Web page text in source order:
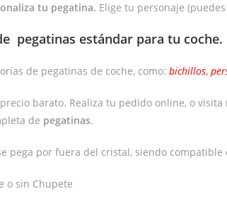
tu pegatina. Elige tu personaje
pegatinas estándar para tu coche.
de pegatinas de coche, como:bichillos,
barato. Realiza tu pedido online, o
de pegatinas.
pega por fuera del cristal, siendo
o sin Chupete